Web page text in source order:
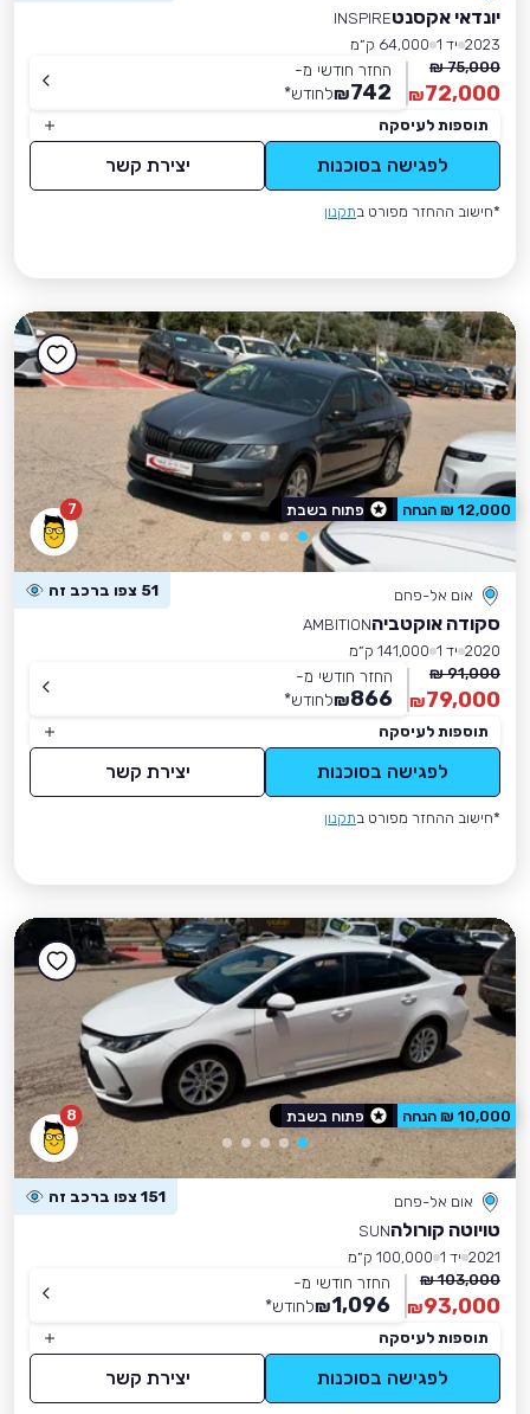
יונדאי אקסנטINSPIRE
2023 יד 1
64,000 ק״מ
75,000 ₪
72,000
₪
החזר חודשי מ-
742
₪לחודש*
תוספות לעיסקה
לפגישה בסוכנות יצירת קשר
*חישוב ההחזר מפורט בתקנון
7
אום אל-פחם 51 צפו ברכב זה
סקודה אוקטביהAMBITION
2020 יד 1
141,000 ק״מ
91,000 ₪
79,000
₪
החזר חודשי מ-
866
₪לחודש*
תוספות לעיסקה
לפגישה בסוכנות יצירת קשר
*חישוב ההחזר מפורט בתקנון
12,000 ₪ הנחה פתוח בשבת
8
אום אל-פחם 151 צפו ברכב זה
טויוטה קורולהSUN
2021 יד 1
100,000 ק״מ
103,000 ₪
93,000
₪
החזר חודשי מ-
1,096
₪לחודש*
תוספות לעיסקה
לפגישה בסוכנות יצירת קשר
10,000 ₪ הנחה פתוח בשבת